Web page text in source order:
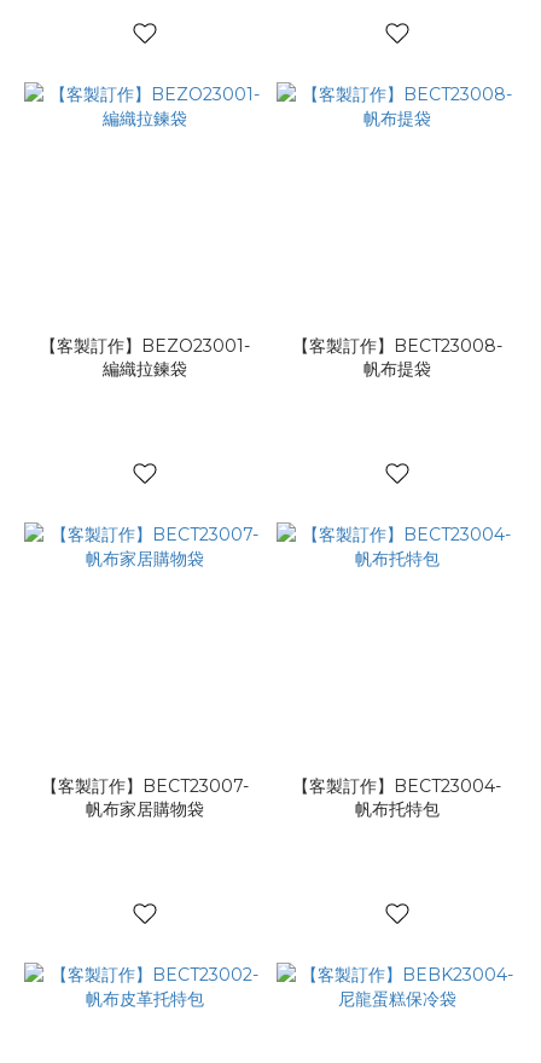
【客製訂作】BEZO23001-
編織拉鍊袋
【客製訂作】BECT23008-
帆布提袋
【客製訂作】BECT23007-
帆布家居購物袋
【客製訂作】BECT23004-
帆布托特包